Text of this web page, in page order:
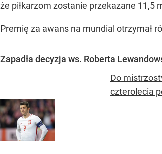
że piłkarzom zostanie przekazane 11,5
Premię za awans na mundial otrzymał
Zapadła decyzja ws. Roberta
Do
czterolecia